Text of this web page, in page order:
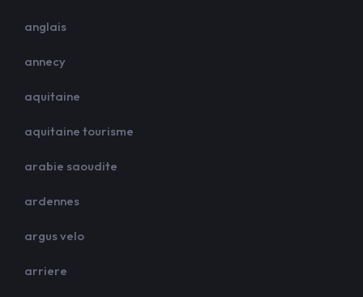
anglais
annecy
aquitaine
aquitaine tourisme
arabie saoudite
ardennes
argus velo
arriere